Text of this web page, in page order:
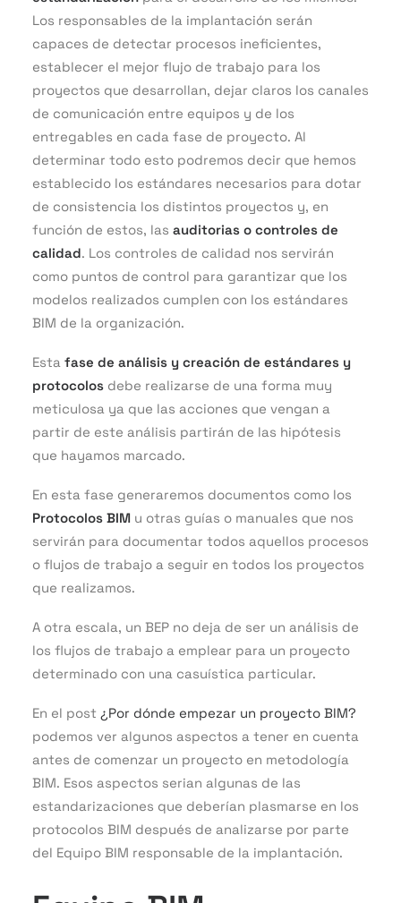
Los responsables de la implantación serán
capaces de detectar procesos ineficientes,
establecer el mejor flujo de trabajo para los
proyectos que desarrollan, dejar claros los canales
de comunicación entre equipos y de los
entregables en cada fase de proyecto. Al
determinar todo esto podremos decir que hemos
establecido los estándares necesarios para dotar
de consistencia los distintos proyectos y, en
función de estos, las auditorias o controles de
calidad. Los controles de calidad nos servirán
como puntos de control para garantizar que los
modelos realizados cumplen con los estándares
BIM de la organización.
Esta fase de análisis y creación de estándares y
protocolos debe realizarse de una forma muy
meticulosa ya que las acciones que vengan a
partir de este análisis partirán de las hipótesis
que hayamos marcado.
En esta fase generaremos documentos como los
Protocolos BIM u otras guías o manuales que nos
servirán para documentar todos aquellos procesos
o flujos de trabajo a seguir en todos los proyectos
que realizamos.
A otra escala, un BEP no deja de ser un análisis de
los flujos de trabajo a emplear para un proyecto
determinado con una casuística particular.
En el post ¿Por dónde empezar un proyecto BIM?
podemos ver algunos aspectos a tener en cuenta
antes de comenzar un proyecto en metodología
BIM. Esos aspectos serian algunas de las
estandarizaciones que deberían plasmarse en los
protocolos BIM después de analizarse por parte
del Equipo BIM responsable de la implantación.